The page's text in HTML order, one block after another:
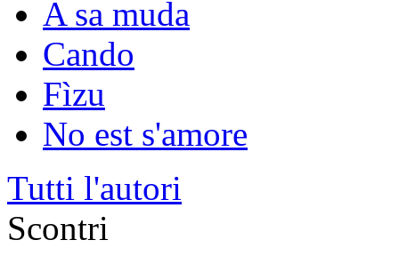
A sa muda
Cando
Fìzu
No est s'amore
Tutti l'autori
Scontri